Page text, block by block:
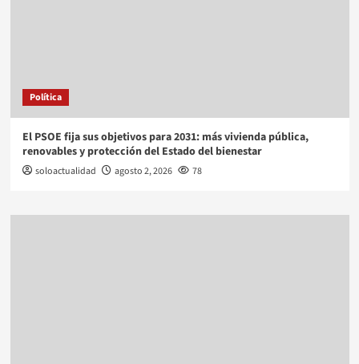
Política
El PSOE fija sus objetivos para 2031: más vivienda pública,
renovables y protección del Estado del bienestar
soloactualidad agosto 2, 2026 78